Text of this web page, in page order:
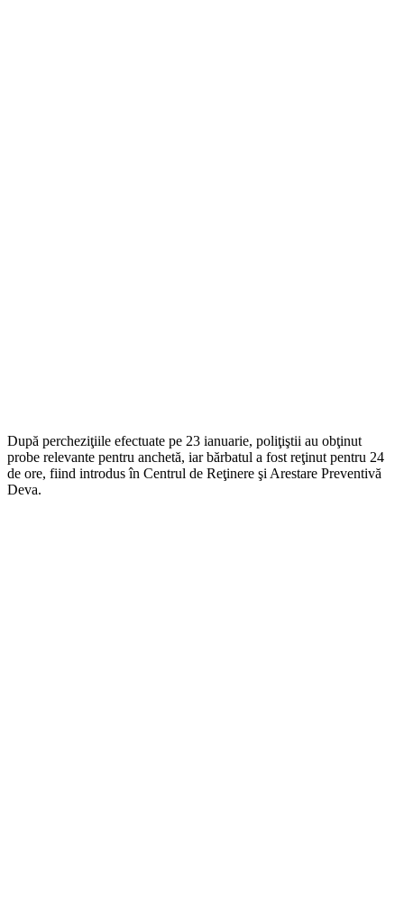
După percheziţiile efectuate pe 23 ianuarie, poliţiştii au obţinut
probe relevante pentru anchetă, iar bărbatul a fost reţinut pentru 24
de ore, fiind introdus în Centrul de Reţinere şi Arestare Preventivă
Deva.